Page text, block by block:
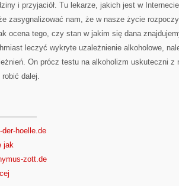
i przyjaciół. Tu lekarze, jakich jest w
zasygnalizować nam, że w nasze życie
ocena tego, czy stan w jakim się dana
leczyć wykryte uzależnienie alkoholowe,
On prócz testu na alkoholizm uskuteczni z
robić dalej.
der-hoelle.de
jak
zott.de